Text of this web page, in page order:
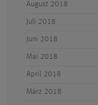
August 2018
Juli 2018
Juni 2018
Mai 2018
April 2018
März 2018